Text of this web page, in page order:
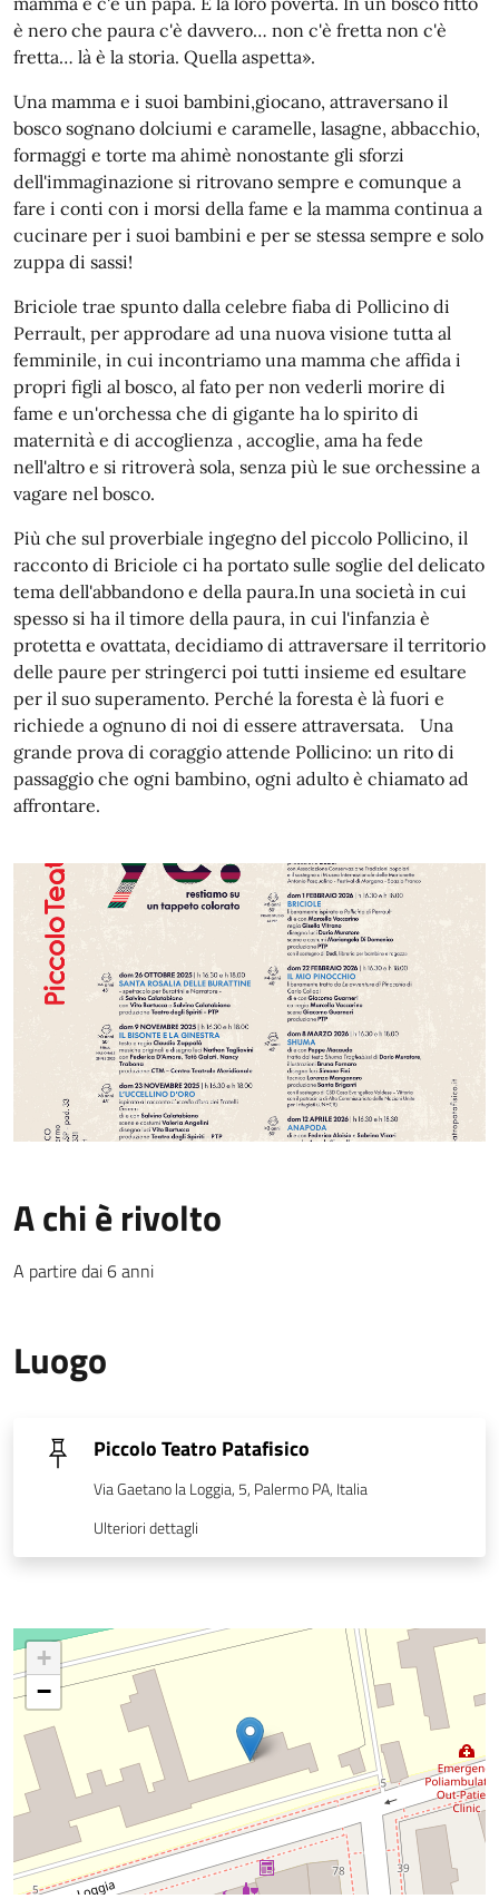
è nero che paura c'è davvero… non c'è fretta non c'è
fretta… là è la storia. Quella aspetta».
Una mamma e i suoi bambini,giocano, attraversano il
bosco sognano dolciumi e caramelle, lasagne, abbacchio,
formaggi e torte ma ahimè nonostante gli sforzi
dell'immaginazione si ritrovano sempre e comunque a
fare i conti con i morsi della fame e la mamma continua a
cucinare per i suoi bambini e per se stessa sempre e solo
zuppa di sassi!
Briciole trae spunto dalla celebre fiaba di Pollicino di
Perrault, per approdare ad una nuova visione tutta al
femminile, in cui incontriamo una mamma che affida i
propri figli al bosco, al fato per non vederli morire di
fame e un'orchessa che di gigante ha lo spirito di
maternità e di accoglienza , accoglie, ama ha fede
nell'altro e si ritroverà sola, senza più le sue orchessine a
vagare nel bosco.
Più che sul proverbiale ingegno del piccolo Pollicino, il
racconto di Briciole ci ha portato sulle soglie del delicato
tema dell'abbandono e della paura.In una società in cui
spesso si ha il timore della paura, in cui l'infanzia è
protetta e ovattata, decidiamo di attraversare il territorio
delle paure per stringerci poi tutti insieme ed esultare
per il suo superamento. Perché la foresta è là fuori e
richiede a ognuno di noi di essere attraversata. Una
grande prova di coraggio attende Pollicino: un rito di
passaggio che ogni bambino, ogni adulto è chiamato ad
affrontare.
A chi è rivolto
A partire dai 6 anni
Luogo
Piccolo Teatro Patafisico
Via Gaetano la Loggia, 5, Palermo PA, Italia
Ulteriori dettagli
+
−